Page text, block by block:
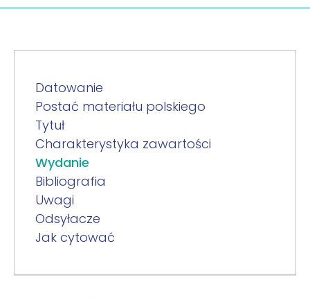
Datowanie
Postać materiału polskiego
Tytuł
Charakterystyka zawartości
Wydanie
Bibliografia
Uwagi
Odsyłacze
Jak cytować